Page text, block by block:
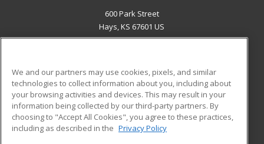
600 Park Street
Hays, KS 67601 US
ADDITIONAL RESOURCES
Military
Financial Assistance
Help
Student Blog
We and our partners may use cookies, pixels, and similar
technologies to collect information about you, including about
your browsing activities and devices. This may result in your
information being collected by our third-party partners. By
choosing to "Accept All Cookies", you agree to these practices,
including as described in the Privacy Policy